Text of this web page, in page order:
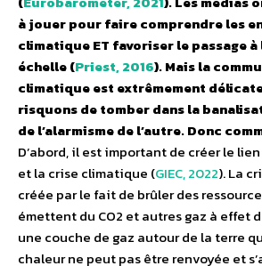
à jouer pour faire comprendre les
climatique ET favoriser le passage à
échelle (Priest, 2016). Mais la
climatique est extrêmement
risquons de tomber dans la
de l’alarmisme de l’autre. Donc
D’abord, il est important de créer le
et la crise climatique (GIEC, 2022). La
créée par le fait de brûler des
émettent du CO2 et autres gaz à effet
une couche de gaz autour de la terre
chaleur ne peut pas être renvoyée et